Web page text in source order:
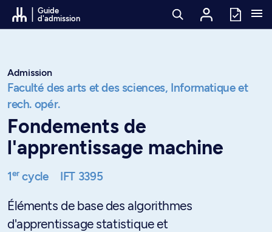
Passer au contenu
Guide
d'admission
Admission
Faculté des arts et des sciences, Informatique et
rech. opér.
Fondements de
l'apprentissage machine
1ercycle IFT 3395
Éléments de base des algorithmes
d'apprentissage statistique et